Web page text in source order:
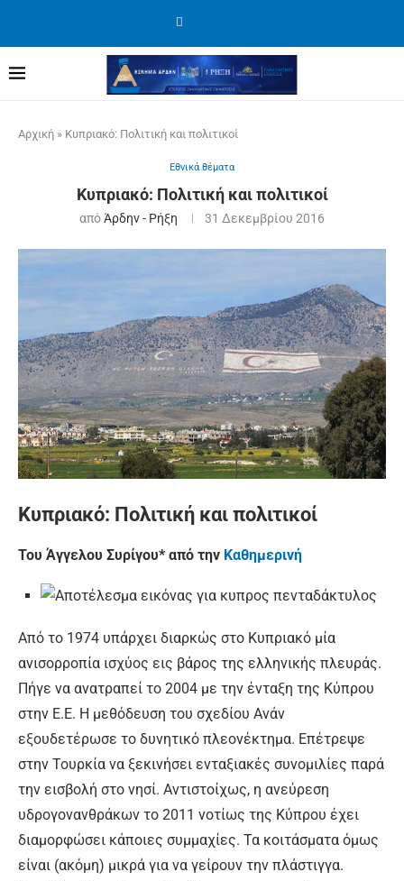
Αρχική » Κυπριακό: Πολιτική και πολιτικοί
Εθνικά θέματα
Κυπριακό: Πολιτική και πολιτικοί
απόΆρδην - Ρήξη 31 Δεκεμβρίου 2016
Κυπριακό: Πολιτική και πολιτικοί
Του Άγγελου Συρίγου* από την Καθημερινή
Από το 1974 υπάρχει διαρκώς στο Κυπριακό μία
ανισορροπία ισχύος εις βάρος της ελληνικής πλευράς.
Πήγε να ανατραπεί το 2004 με την ένταξη της Κύπρου
στην Ε.Ε. Η μεθόδευση του σχεδίου Ανάν
εξουδετέρωσε το δυνητικό πλεονέκτημα. Επέτρεψε
στην Τουρκία να ξεκινήσει ενταξιακές συνομιλίες παρά
την εισβολή στο νησί. Αντιστοίχως, η ανεύρεση
υδρογονανθράκων το 2011 νοτίως της Κύπρου έχει
διαμορφώσει κάποιες συμμαχίες. Τα κοιτάσματα όμως
είναι (ακόμη) μικρά για να γείρουν την πλάστιγγα.